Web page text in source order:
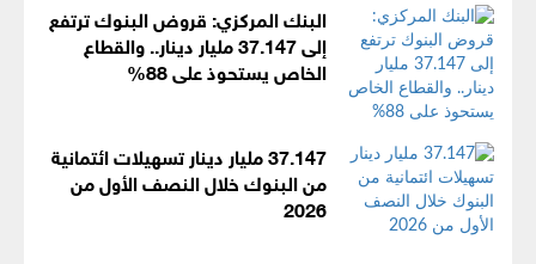
البنك المركزي: قروض البنوك ترتفع
إلى 37.147 مليار دينار.. والقطاع
الخاص يستحوذ على 88%
37.147 مليار دينار تسهيلات ائتمانية
من البنوك خلال النصف الأول من
2026